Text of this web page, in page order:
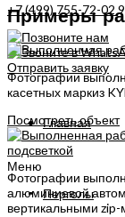
+7 (499) 755-72-02
Отправить заявку
Главная
Перголы
Меню
Примеры
Фотографии
касетных маркиз
Посмотреть объект
Фотографии
алюминиевой
вертикальными